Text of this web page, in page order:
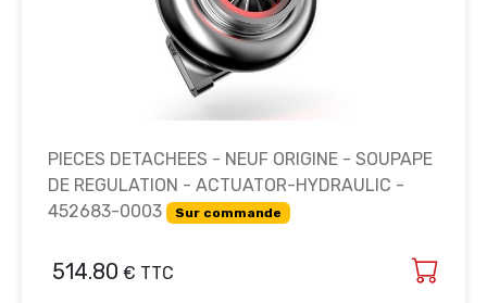
PIECES DETACHEES - NEUF ORIGINE - SOUPAPE
DE REGULATION - ACTUATOR-HYDRAULIC -
452683-0003
Sur commande
514.80 € TTC